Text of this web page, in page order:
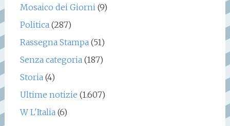
Mosaico dei Giorni(9)
Politica(287)
Rassegna Stampa(51)
Senza categoria(187)
Storia(4)
Ultime notizie (1.607)
W L'Italia(6)